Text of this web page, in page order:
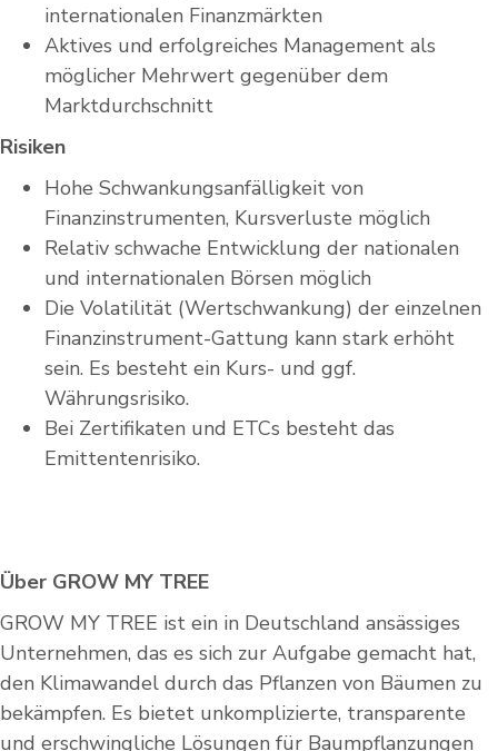
internationalen Finanzmärkten
Aktives und erfolgreiches Management als
möglicher Mehrwert gegenüber dem
Marktdurchschnitt
Risiken
Hohe Schwankungsanfälligkeit von
Finanzinstrumenten, Kursverluste möglich
Relativ schwache Entwicklung der nationalen
und internationalen Börsen möglich
Die Volatilität (Wertschwankung) der einzelnen
Finanzinstrument-Gattung kann stark erhöht
sein. Es besteht ein Kurs- und ggf.
Währungsrisiko.
Bei Zertifikaten und ETCs besteht das
Emittentenrisiko.
Über GROW MY TREE
GROW MY TREE ist ein in Deutschland ansässiges
Unternehmen, das es sich zur Aufgabe gemacht hat,
den Klimawandel durch das Pflanzen von Bäumen zu
bekämpfen. Es bietet unkomplizierte, transparente
und erschwingliche Lösungen für Baumpflanzungen